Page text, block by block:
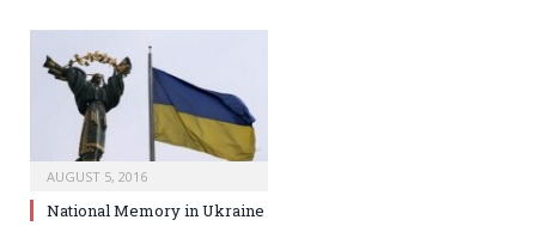
AUGUST 5, 2016
National Memory in Ukraine